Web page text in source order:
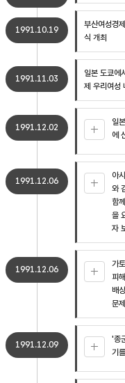
1991.10.19
부산여성경
식 개최
1991.11.03
일본 도쿄에
제 우리여성
1991.12.02
일
에
1991.12.06
아
와
함
을
자
1991.12.06
가
피
배
문
1991.12.09
'종
기